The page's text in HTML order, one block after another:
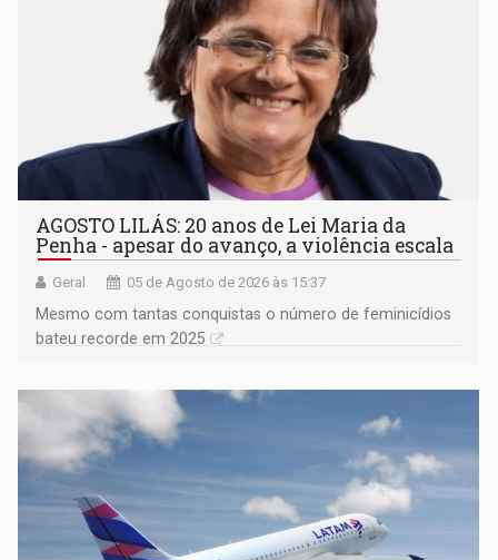
AGOSTO LILÁS: 20 anos de Lei Maria da
Penha - apesar do avanço, a violência escala
Geral 05 de Agosto de 2026 às 15:37
Mesmo com tantas conquistas o número de feminicídios
bateu recorde em 2025